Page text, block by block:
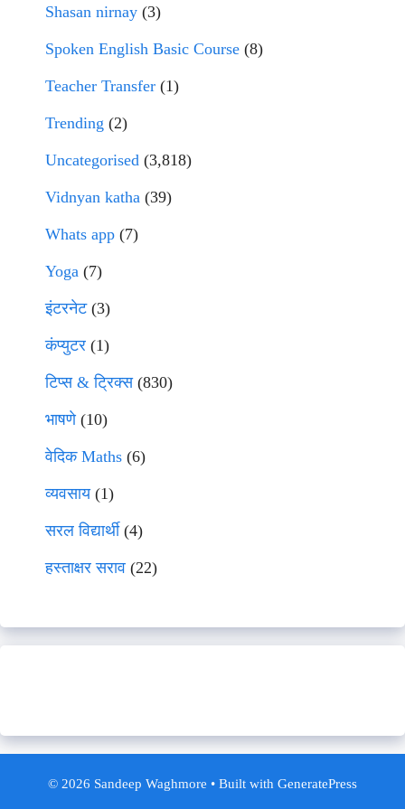
Shasan nirnay (3)
Spoken English Basic Course (8)
Teacher Transfer (1)
Trending (2)
Uncategorised (3,818)
Vidnyan katha (39)
Whats app (7)
Yoga (7)
इंटरनेट(3)
कंप्युटर (1)
टिप्स & ट्रिक्स(830)
भाषणे(10)
वेदिक Maths (6)
व्यवसाय(1)
सरल विद्यार्थी(4)
हस्ताक्षर सराव (22)
© 2026 Sandeep Waghmore • Built with GeneratePress